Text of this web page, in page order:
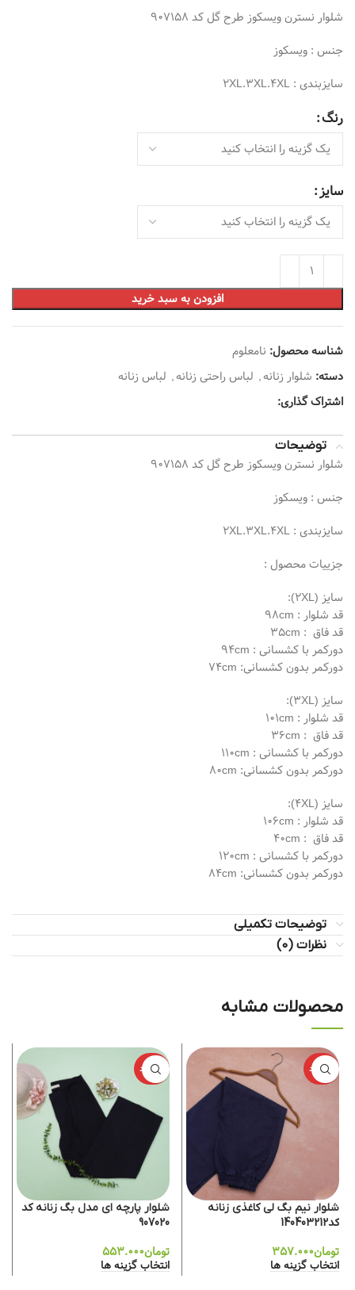
شلوار نسترن ویسکوز طرح گل کد 907158
جنس : ویسکوز
سایزبندی : 2XL.3XL.4XL
رنگ
سایز
افزودن به سبد خرید
شناسه محصول: نامعلوم
دسته: شلوار زنانه, لباس راحتی زنانه, لباس زنانه
اشتراک گذاری:
توضیحات
شلوار نسترن ویسکوز طرح گل کد 907158
جنس : ویسکوز
سایزبندی : 2XL.3XL.4XL
جزییات محصول :
سایز (2XL):
قد شلوار : 98cm
قد فاق ‌ : 35cm
دورکمر با کشسانی : 94cm
دورکمر بدون کشسانی: 74cm
سایز (3XL):
قد شلوار : 101cm
قد فاق ‌ : 36cm
دورکمر با کشسانی : 110cm
دورکمر بدون کشسانی: 80cm
سایز (4XL):
قد شلوار : 106cm
قد فاق ‌ : 40cm
دورکمر با کشسانی : 120cm
دورکمر بدون کشسانی: 84cm
توضیحات تکمیلی
نظرات (0)
محصولات مشابه
ناموجود
شلوار نیم بگ لی کاغذی زنانه
کد140403212
تومان۳۵۷.۰۰۰
انتخاب گزینه ها
ناموجود
شلوار پارچه ای مدل بگ زنانه کد
907020
تومان۵۵۳.۰۰۰
انتخاب گزینه ها